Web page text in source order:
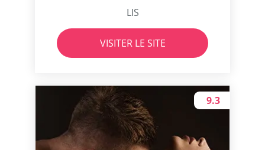
LIS
VISITER LE SITE
9.3